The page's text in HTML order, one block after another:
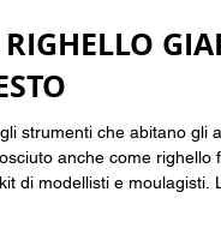
strumenti che abitano gli
anche come righello
modellisti e moulagisti. Le sue origini risalgono